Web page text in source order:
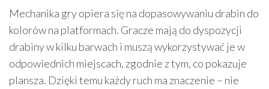
Mechanika gry opiera się na dopasowywaniu drabin do
kolorów na platformach. Gracze mają do dyspozycji
drabiny w kilku barwach i muszą wykorzystywać je w
odpowiednich miejscach, zgodnie z tym, co pokazuje
plansza. Dzięki temu każdy ruch ma znaczenie – nie